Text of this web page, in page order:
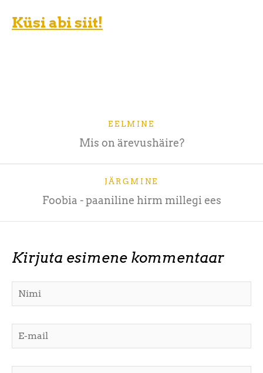
Küsi abi siit!
EELMINE
Mis on ärevushäire?
JÄRGMINE
Foobia - paaniline hirm millegi ees
Kirjuta esimene kommentaar